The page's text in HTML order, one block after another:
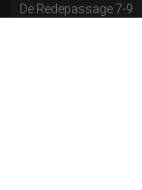
De Redepassage 7-9